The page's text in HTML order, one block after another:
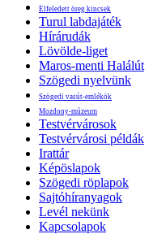
Elfeledett öreg kincsek
Turul labdajáték
Hírárudák
Lövölde-liget
Maros-menti Halálút
Szögedi nyelvünk
Szögedi vasút-emlékök
Mozdony-múzeum
Testvérvárosok
Testvérvárosi példák
Irattár
Képöslapok
Szögedi röplapok
Sajtóhíranyagok
Levél nekünk
Kapcsolapok